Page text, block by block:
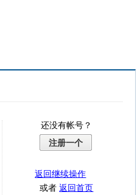
还没有帐号？
注册一个
返回继续操作
或者返回首页